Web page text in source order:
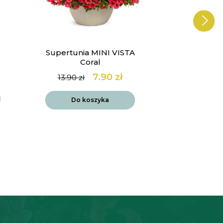
Supertunia MINI VISTA
Coral
13.90zł
Pierwotna
cena
wynosiła:
13.90 zł.
7.90 zł
Aktualna
cena
wynosi:
7.90 zł.
Do koszyka